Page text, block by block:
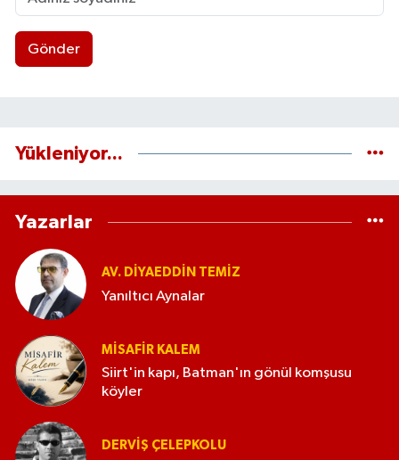
Gönder
Yükleniyor...
Yazarlar
AV. DIYAEDDIN TEMIZ
Yanıltıcı Aynalar
MISAFIR KALEM
Siirt'in kapı, Batman'ın gönül komşusu
köyler
DERVIŞ ÇELEPKOLU